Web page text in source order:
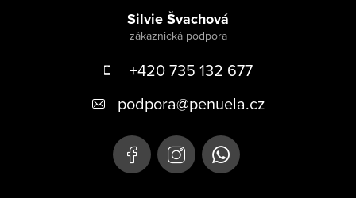
Silvie Švachová
+420 735 132 677
podpora@penuela.cz